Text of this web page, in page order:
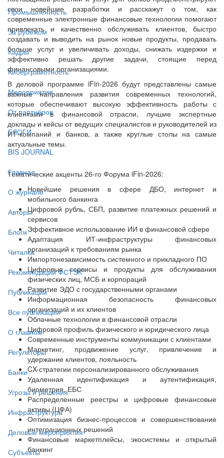
Промышленность
За рубежом
Кадры
Киберграмотность
Мероприятия
От партнёров
БЛОГИ
BIS JOURNAL
Главная
О журнале
Авторы
Блоги
Читалка
Рекомендации ФСТЭК
Публикации
Все публикации
О главном
Регуляторы
Банки
Угрозы и решения
Инфраструктура
Деловые мероприятия
Субъекты
свои новейшие разработки и расскажут о том, как
современные электронные финансовые технологии помогают
привлекать и качественно обслуживать клиентов, быстро
создавать и выводить на рынок новые продукты, продавать
больше услуг и увеличивать доходы, снижать издержки и
эффективно решать другие задачи, стоящие перед
финансовыми организациями.
В деловой программе iFin-2026 будут представлены самые
важные направления развития современных технологий,
которые обеспечивают высокую эффективность работы с
клиентами в финансовой отрасли, лучшие экспертные
доклады и кейсы от ведущих специалистов и руководителей из
ИТ-компаний и банков, а также круглые столы на самые
актуальные темы.
Тематические акценты 26-го Форума iFin-2026:
Новейшие решения в сфере ДБО, интернет и
мобильного банкинга
Цифровой рубль, СБП, развитие платежных решений и
сервисов
Эффективное использование ИИ в финансовой сфере
Адаптация ИТ-инфраструктуры финансовых
организаций к требованиям рынка
Импортонезависимость системного и прикладного ПО
Цифровые сервисы и продукты для обслуживания
физических лиц, МСБ и корпораций
Развитие ЭДО с государственными органами
Информационная безопасность финансовых
организаций и их клиентов
Облачные технологии в финансовой отрасли
Цифровой профиль физического и юридического лица
Современные инструменты коммуникации с клиентами
Маркетинг, продвижение услуг, привлечение и
удержание клиентов, лояльность
CX-стратегии персонализированного обслуживания
Удаленная идентификация и аутентификация,
биометрия, ЕБС
Распределенные реестры и цифровые финансовые
активы (ЦФА)
Оптимизация бизнес-процессов и совершенствование
интеграционных решений
Финансовые маркетплейсы, экосистемы и открытый
банкинг